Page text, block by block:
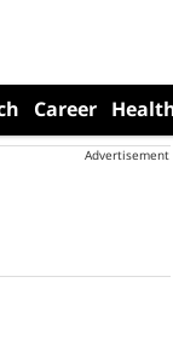
Career
Advertisement